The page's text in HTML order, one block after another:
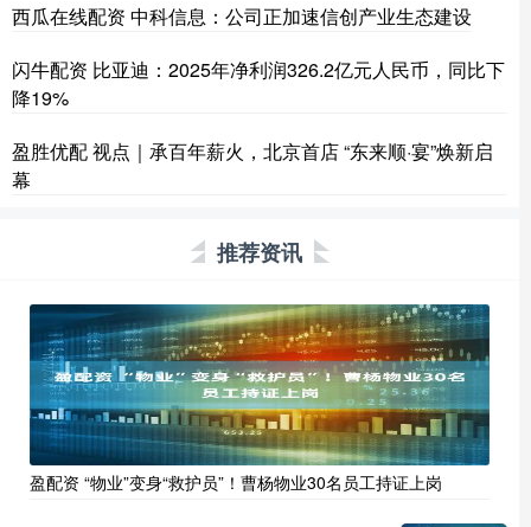
西瓜在线配资 中科信息：公司正加速信创产业生态建设
闪牛配资 比亚迪：2025年净利润326.2亿元人民币，同比下
降19%
盈胜优配 视点｜承百年薪火，北京首店 “东来顺·宴”焕新启
幕
推荐资讯
盈配资 “物业”变身“救护员”！曹杨物业30名员工持证上岗